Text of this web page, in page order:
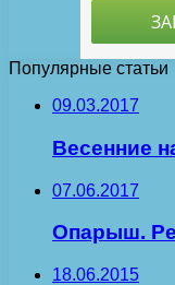
Популярные статьи
09.03.2017
Весенние
07.06.2017
Опарыш.
18.06.2015